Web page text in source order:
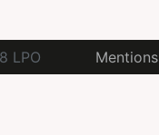
LPO